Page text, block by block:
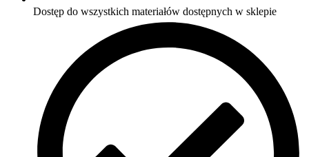
Dostęp do wszystkich materiałów dostępnych w sklepie